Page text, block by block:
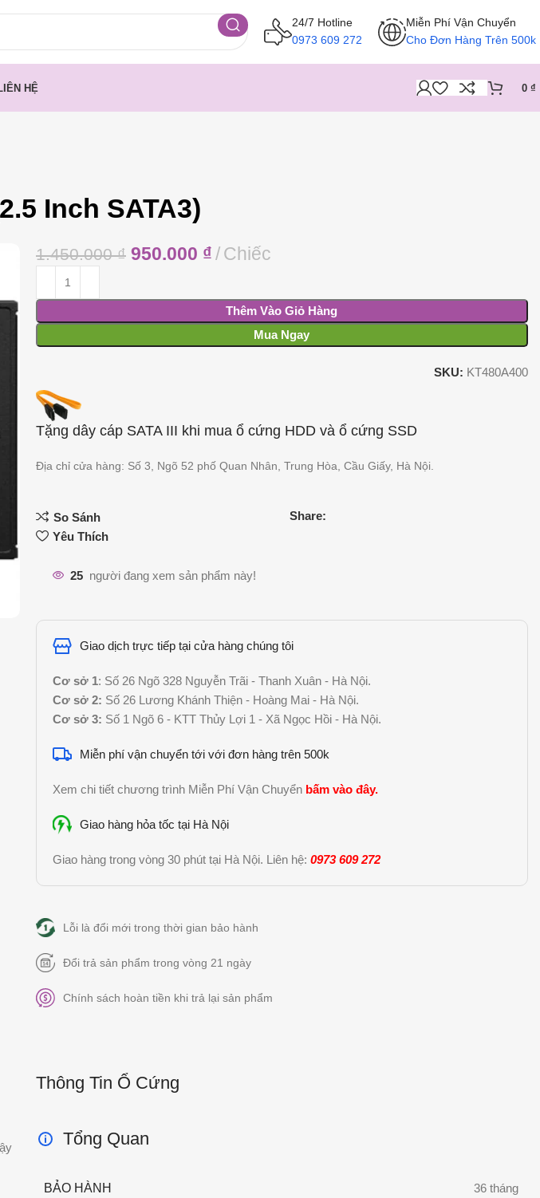
24/7 Hotline
0973 609 272
Miễn Phí Vận Chuyển
Cho Đơn Hàng Trên 500k
HỆ 0 ₫
Inch SATA3)
1.450.000₫ 950.000 ₫ Chiếc
Thêm Vào Giỏ Hàng
Mua Ngay
SKU: KT480A400
Tặng dây cáp SATA III khi mua ổ cứng HDD và ổ cứng SSD
Địa chỉ cửa hàng: Số 3, Ngõ 52 phố Quan Nhân, Trung Hòa, Cầu Giấy, Hà Nội.
So Sánh
Yêu Thích
Share:
25 người đang xem sản phẩm này!
Giao dịch trực tiếp tại cửa hàng chúng tôi
Cơ sở 1: Số 26 Ngõ 328 Nguyễn Trãi - Thanh Xuân - Hà Nội.
Cơ sở 2: Số 26 Lương Khánh Thiện - Hoàng Mai - Hà Nội.
Cơ sở 3: Số 1 Ngõ 6 - KTT Thủy Lợi 1 - Xã Ngọc Hồi - Hà Nội.
Miễn phí vận chuyển tới với đơn hàng trên 500k
Xem chi tiết chương trình Miễn Phí Vận Chuyển bấm vào đây.
Giao hàng hỏa tốc tại Hà Nội
Giao hàng trong vòng 30 phút tại Hà Nội. Liên hệ: 0973 609 272
Lỗi là đổi mới trong thời gian bảo hành
Đổi trả sản phẩm trong vòng 21 ngày
Chính sách hoàn tiền khi trả lại sản phẩm
Thông Tin Ổ Cứng
Tổng Quan
BẢO HÀNH 36 tháng